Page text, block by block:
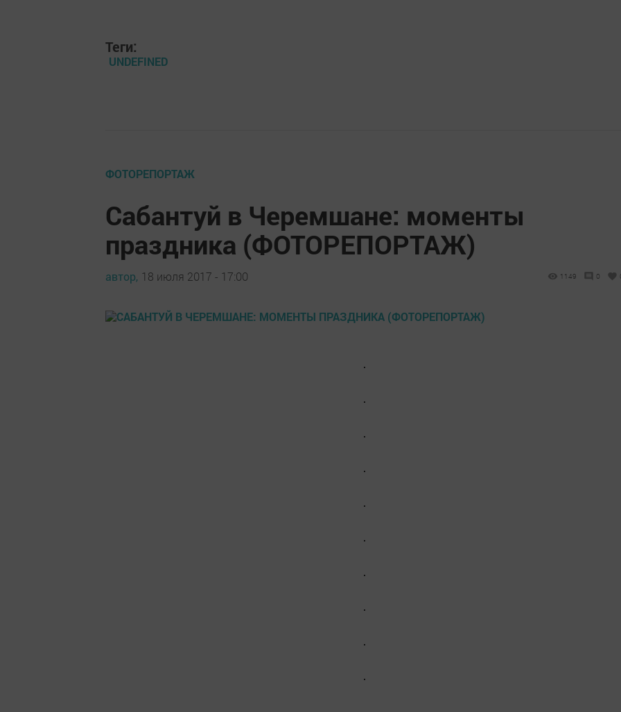
Теги:
UNDEFINED
ФОТОРЕПОРТАЖ
Сабантуй в Черемшане: моменты
праздника (ФОТОРЕПОРТАЖ)
автор, 18 июля 2017 - 17:00 1149 0